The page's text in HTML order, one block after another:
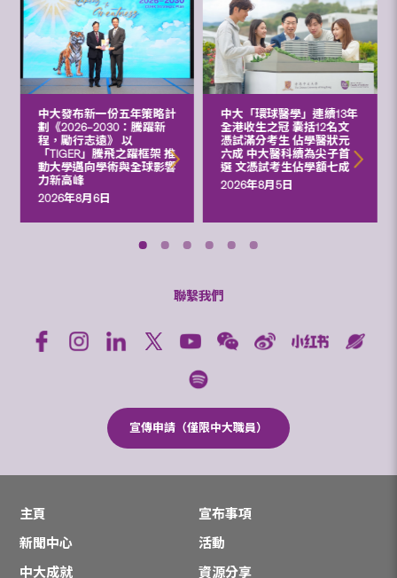
中大發布新一份五年策略計
劃《2026‒2030：騰躍新
程，勵行志遠》 以
「TIGER」騰飛之躍框架 推
動大學邁向學術與全球影響
力新高峰
2026年8月6日
中大「環球醫學」連續13年
全港收生之冠 囊括12名文
憑試滿分考生 佔學醫狀元
六成 中大醫科續為尖子首
選 文憑試考生佔學額七成
2026年8月5日
聯繫我們
宣傳申請（僅限中大職員）
主頁
宣布事項
新聞中心
活動
中大成就
資源分享